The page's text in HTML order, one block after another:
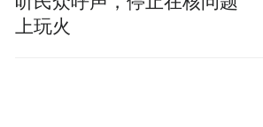
上玩火